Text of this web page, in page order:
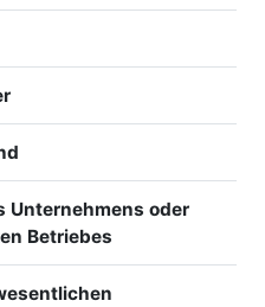
Unternehmens oder
Betriebes